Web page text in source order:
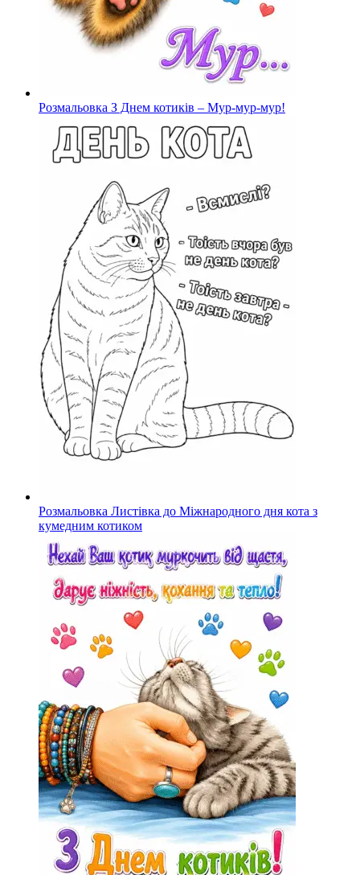
Розмальовка З Днем котиків – Мур-мур-мур!
Розмальовка Листівка до Міжнародного дня кота з
кумедним котиком